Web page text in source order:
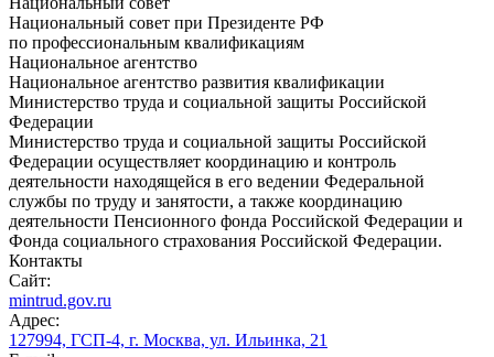
Национальный совет при Президенте РФ
по профессиональным квалификациям
Национальное агентство
Национальное агентство развития квалификации
Министерство труда и социальной защиты Российской
Федерации
Министерство труда и социальной защиты Российской
Федерации осуществляет координацию и контроль
деятельности находящейся в его ведении Федеральной
службы по труду и занятости, а также координацию
деятельности Пенсионного фонда Российской Федерации и
Фонда социального страхования Российской Федерации.
Контакты
Сайт:
mintrud.gov.ru
Адрес:
127994, ГСП-4, г. Москва, ул. Ильинка, 21